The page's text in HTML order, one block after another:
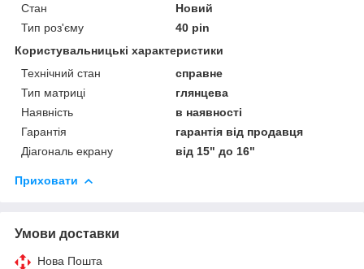
Стан
Новий
Тип роз'єму
40 pin
Користувальницькі характеристики
Технічний стан
справне
Тип матриці
глянцева
Наявність
в наявності
Гарантія
гарантія від продавця
Діагональ екрану
від 15" до 16"
Приховати
Умови доставки
Нова Пошта